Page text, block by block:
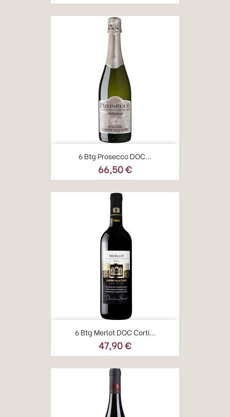
6 Btg Prosecco DOC...
Prezzo
66,50 €
6 Btg Merlot DOC Corti...
Prezzo
47,90 €